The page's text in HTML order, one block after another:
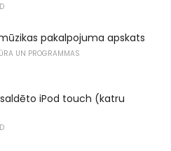
pakalpojuma apskats
UN PROGRAMMAS
iPod touch (katru